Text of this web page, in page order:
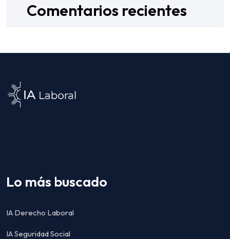
Comentarios recientes
Lo más buscado
IA Derecho Laboral
IA Seguridad Social